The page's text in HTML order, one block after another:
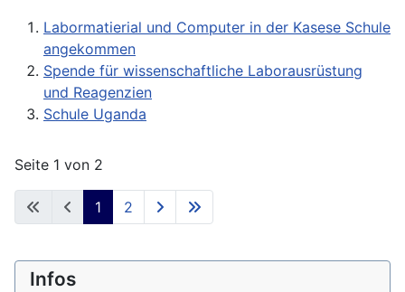
Labormatierial und Computer in der Kasese Schule
angekommen
Spende für wissenschaftliche Laborausrüstung
und Reagenzien
Schule Uganda
Seite 1 von 2
1 2
Infos